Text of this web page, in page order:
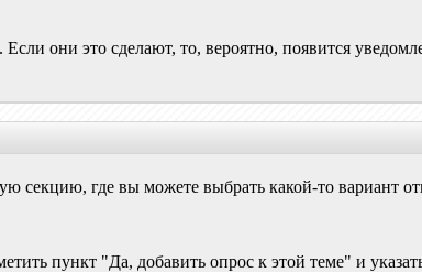
они это сделают, то, вероятно, появится
где вы можете выбрать какой-то вариант
пункт "Да, добавить опрос к этой теме" и